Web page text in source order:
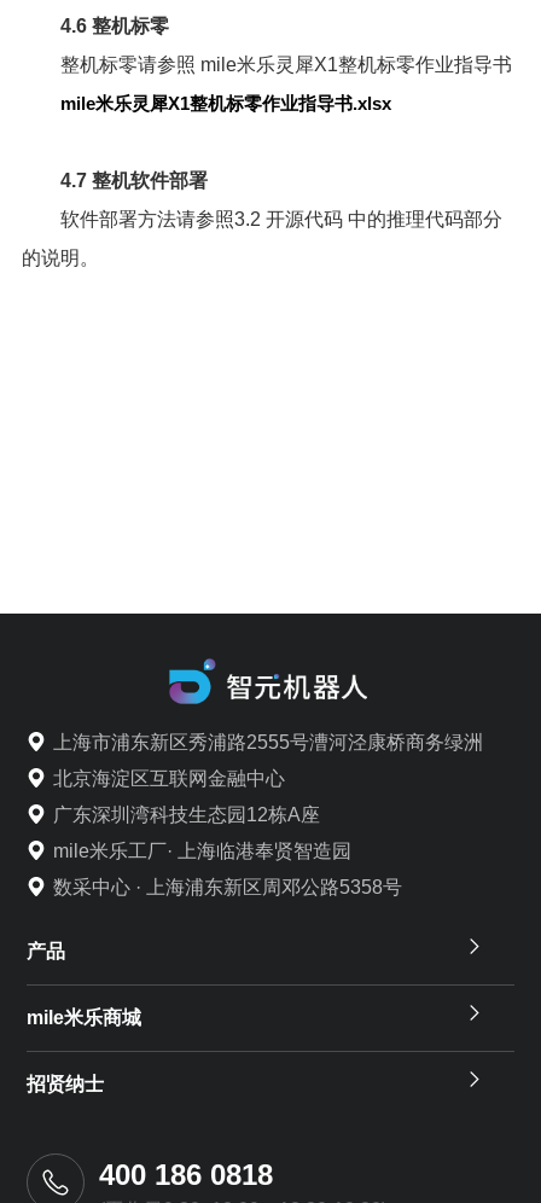
4.6 整机标零
整机标零请参照 mile米乐灵犀X1整机标零作业指导书
mile米乐灵犀X1整机标零作业指导书.xlsx
4.7 整机软件部署
软件部署方法请参照3.2 开源代码中的推理代码部分
的说明。
上海市浦东新区秀浦路2555号漕河泾康桥商务绿洲
北京海淀区互联网金融中心
广东深圳湾科技生态园12栋A座
mile米乐工厂· 上海临港奉贤智造园
数采中心 · 上海浦东新区周邓公路5358号
产品
mile米乐商城
招贤纳士
400 186 0818